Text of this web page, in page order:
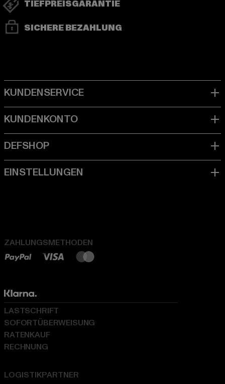
TIEFPREISGARANTIE
SICHERE BEZAHLUNG
ZAHLUNGSMETHODEN
LOGISTIKPARTNER
LASTSCHRIFT
SOFORTÜBERWEISUNG
RATENKAUF
RECHNUNG